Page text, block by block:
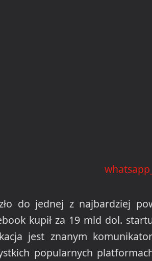
do jednej z najbardziej
kupił za 19 mld dol.
jest znanym
popularnych